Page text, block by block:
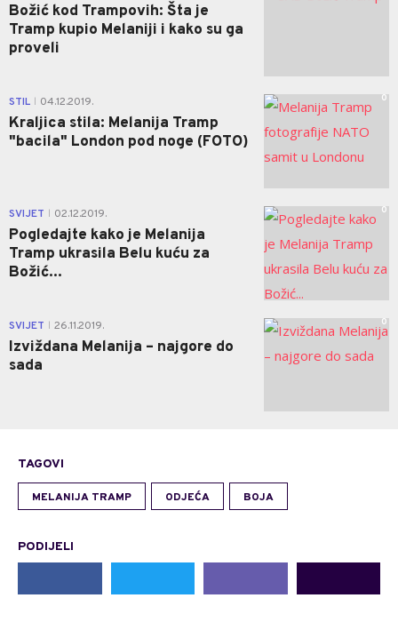
Božić kod Trampovih: Šta je
Tramp kupio Melaniji i kako su ga
proveli
STIL 04.12.2019.
Kraljica stila: Melanija Tramp
"bacila" London pod noge (FOTO)
0
SVIJET 02.12.2019.
Pogledajte kako je Melanija
Tramp ukrasila Belu kuću za
Božić...
0
SVIJET 26.11.2019.
Izviždana Melanija – najgore do
sada
0
TAGOVI
MELANIJA TRAMP ODJEĆA BOJA
PODIJELI